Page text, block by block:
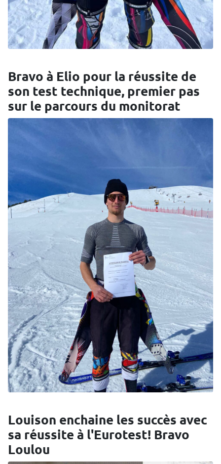
Bravo à Elio pour la réussite de
son test technique, premier pas
sur le parcours du monitorat
Louison enchaine les succès avec
sa réussite à l'Eurotest! Bravo
Loulou